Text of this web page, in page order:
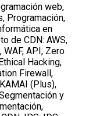
web,
Programación,
en
de CDN: AWS,
WAF, API, Zero
Hacking,
Firewall,
(Plus),
y